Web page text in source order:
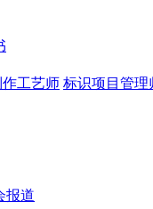
工艺师 标识项目管理
报道